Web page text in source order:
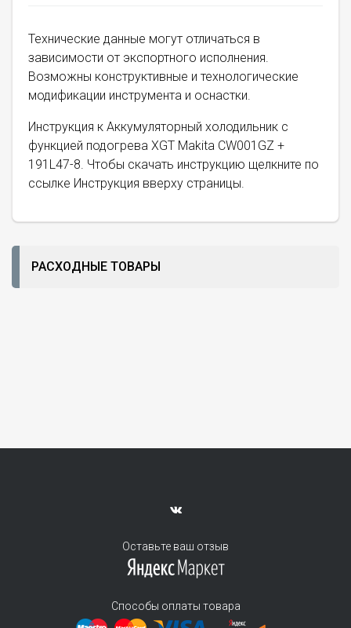
Технические данные могут отличаться в
зависимости от экспортного исполнения.
Возможны конструктивные и технологические
модификации инструмента и оснастки.
Инструкция к Аккумуляторный холодильник с
функцией подогрева XGT Makita CW001GZ +
191L47-8. Чтобы скачать инструкцию щелкните по
ссылке Инструкция вверху страницы.
РАСХОДНЫЕ ТОВАРЫ
Оставьте ваш отзыв
Способы оплаты товара